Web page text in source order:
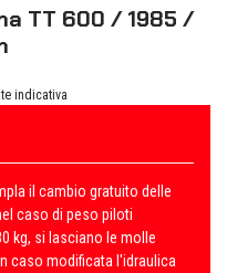
TT 600 / 1985 /
indicativa
il cambio gratuito delle
caso di peso piloti
kg, si lasciano le molle
caso modificata l'idraulica